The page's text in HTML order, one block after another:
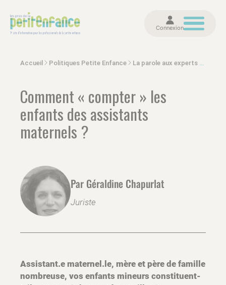
Connexion
Accueil Politiques Petite Enfance La parole aux experts et politiques
Comment « compter » les
enfants des assistants
maternels ?
Par Géraldine Chapurlat
Juriste
Assistant.e maternel.le, mère et père de famille
nombreuse, vos enfants mineurs constituent-